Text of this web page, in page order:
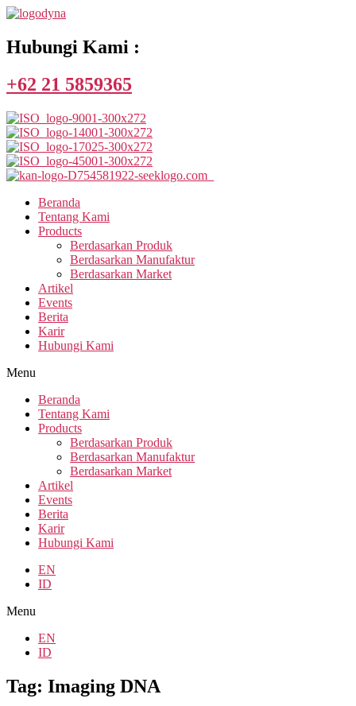
Hubungi Kami :
+62 21 5859365
Beranda
Tentang Kami
Products
Berdasarkan Produk
Berdasarkan Manufaktur
Berdasarkan Market
Artikel
Events
Berita
Karir
Hubungi Kami
Menu
Beranda
Tentang Kami
Products
Berdasarkan Produk
Berdasarkan Manufaktur
Berdasarkan Market
Artikel
Events
Berita
Karir
Hubungi Kami
EN
ID
Menu
EN
ID
Tag: Imaging DNA